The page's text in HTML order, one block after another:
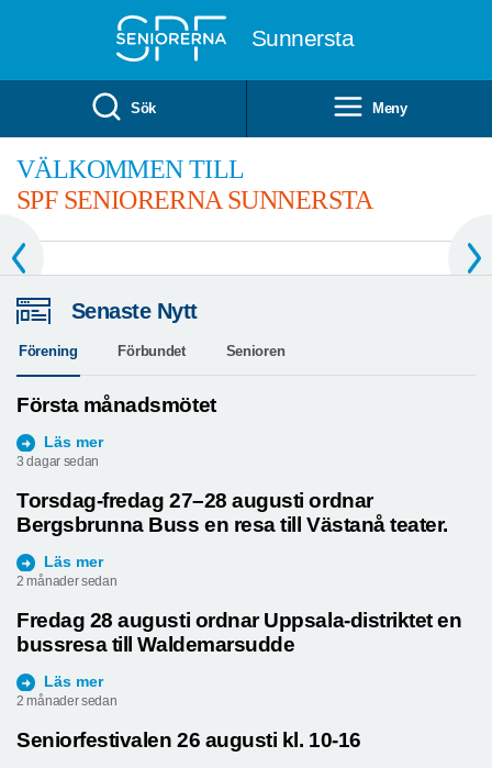
Sunnersta
Sök Meny
VÄLKOMMEN TILL
SPF SENIORERNA SUNNERSTA
Senaste Nytt
Förening Förbundet Senioren
Första månadsmötet
Läs mer
3 dagar sedan
Torsdag-fredag 27–28 augusti ordnar
Bergsbrunna Buss en resa till Västanå teater.
Läs mer
2 månader sedan
Fredag 28 augusti ordnar Uppsala-distriktet en
bussresa till Waldemarsudde
Läs mer
2 månader sedan
Seniorfestivalen 26 augusti kl. 10-16